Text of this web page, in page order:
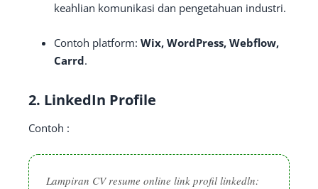
keahlian komunikasi dan pengetahuan industri.
Contoh platform: Wix, WordPress, Webflow,
Carrd.
2. LinkedIn Profile
Contoh :
Lampiran CV resume online link profil linkedln: